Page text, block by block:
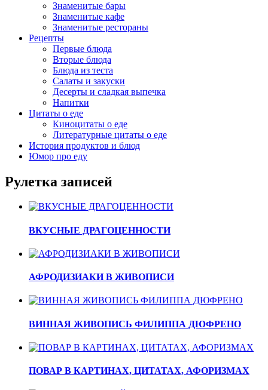
Знаменитые бары
Знаменитые кафе
Знаменитые рестораны
Рецепты
Первые блюда
Вторые блюда
Блюда из теста
Салаты и закуски
Десерты и сладкая выпечка
Напитки
Цитаты о еде
Киноцитаты о еде
Литературные цитаты o еде
История продуктов и блюд
Юмор про еду
Рулетка записей
ВКУСНЫЕ ДРАГОЦЕННОСТИ
АФРОДИЗИАКИ В ЖИВОПИСИ
ВИННАЯ ЖИВОПИСЬ ФИЛИППА ДЮФРЕНО
ПОВАР В КАРТИНАХ, ЦИТАТАХ, АФОРИЗМАХ